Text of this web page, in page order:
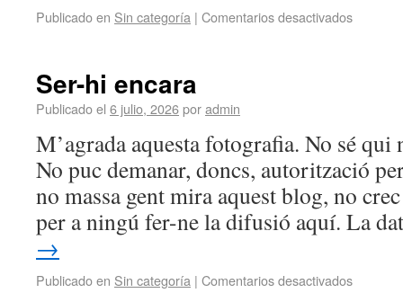
Publicado en Sin categoría | Comentarios desactivados
Ser-hi encara
Publicado el 6 julio, 2026poradmin
M’agrada aquesta fotografia. No sé qui
No puc demanar, doncs, autorització
no massa gent mira aquest blog, no
per a ningú fer-ne la difusió aquí. La
→
Publicado en Sin categoría | Comentarios desactivados